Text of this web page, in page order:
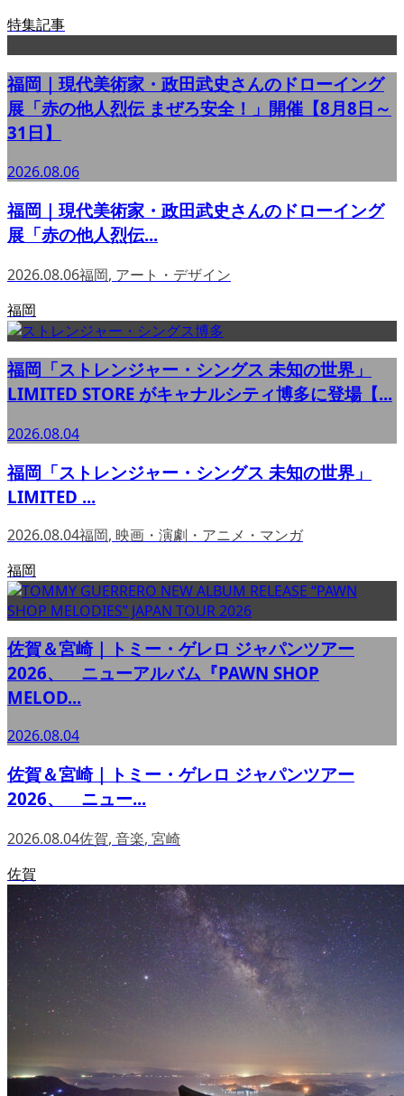
特集記事
福岡｜現代美術家・政田武史さんのドローイング
展「赤の他人烈伝 まぜろ安全！」開催【8月8日～
31日】
2026.08.06
福岡｜現代美術家・政田武史さんのドローイング
展「赤の他人烈伝...
2026.08.06福岡, アート・デザイン
福岡
福岡「ストレンジャー・シングス 未知の世界」
LIMITED STORE がキャナルシティ博多に登場【...
2026.08.04
福岡「ストレンジャー・シングス 未知の世界」
LIMITED ...
2026.08.04福岡, 映画・演劇・アニメ・マンガ
福岡
佐賀＆宮崎｜トミー・ゲレロ ジャパンツアー
2026、 ニューアルバム『PAWN SHOP
MELOD...
2026.08.04
佐賀＆宮崎｜トミー・ゲレロ ジャパンツアー
2026、 ニュー...
2026.08.04佐賀, 音楽, 宮崎
佐賀